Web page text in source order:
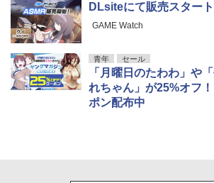
DLsiteにて販売スタート
GAME Watch
青年 セール
「月曜日のたわわ」や
れちゃん」が25%オフ
ポン配布中